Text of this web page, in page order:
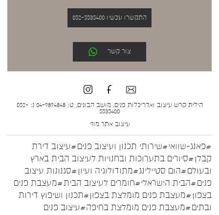
התקשרו עכשיו 052-5535400
צור קשר
הילית קרש עיצוב ואדריכלות פנים, מושב הבונים, ט: 04-9894848 נ: 052-
5535400
עיצוב אתר מוזי
#פאנג-שוואי#שירותי תכנון ועיצוב פנים#עיצוב דירת
קבלן #סיורים בתערוכות ובחנויות לעיצוב הבית בארץ
ובעולם#הום סטיילינג#מתודולוגיה ועיון #סגנונות עיצוב
פנים#הבית הישראלי#חומרים לעיצוב הבית#מעצבת פנים
בצפון #מעצבת פנים מומלצת בצפון#תכנון ושיפוץ דירות
ובתים#מעצבת פנים מומלצת בחיפה#עיצוב פנים